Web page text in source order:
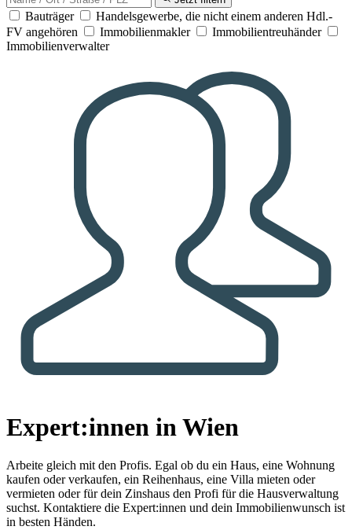
Bauträger
Handelsgewerbe, die nicht einem anderen Hdl.-
FV angehören
Immobilienmakler
Immobilientreuhänder
Immobilienverwalter
Expert:innen in Wien
Arbeite gleich mit den Profis. Egal ob du ein Haus, eine Wohnung
kaufen oder verkaufen, ein Reihenhaus, eine Villa mieten oder
vermieten oder für dein Zinshaus den Profi für die Hausverwaltung
suchst. Kontaktiere die Expert:innen und dein Immobilienwunsch ist
in besten Händen.